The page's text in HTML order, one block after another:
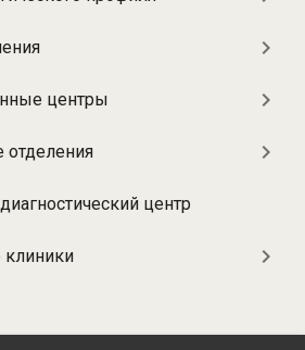
центры
отделения
центр
клиники